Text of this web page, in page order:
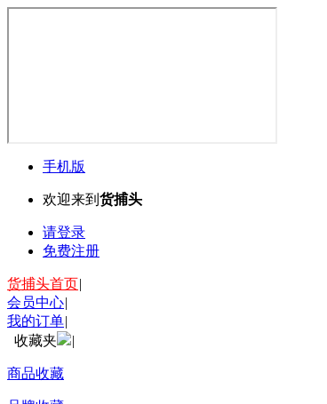
手机版
欢迎来到 货捕头
请登录
免费注册
货捕头首页|
会员中心|
我的订单|
收藏夹
|
商品收藏